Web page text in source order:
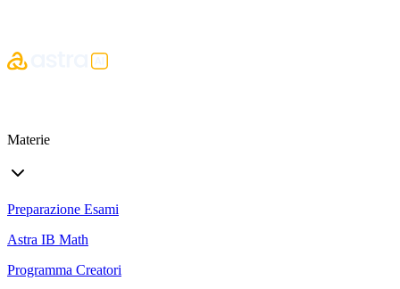
Materie
Preparazione Esami
Astra IB Math
Programma Creatori